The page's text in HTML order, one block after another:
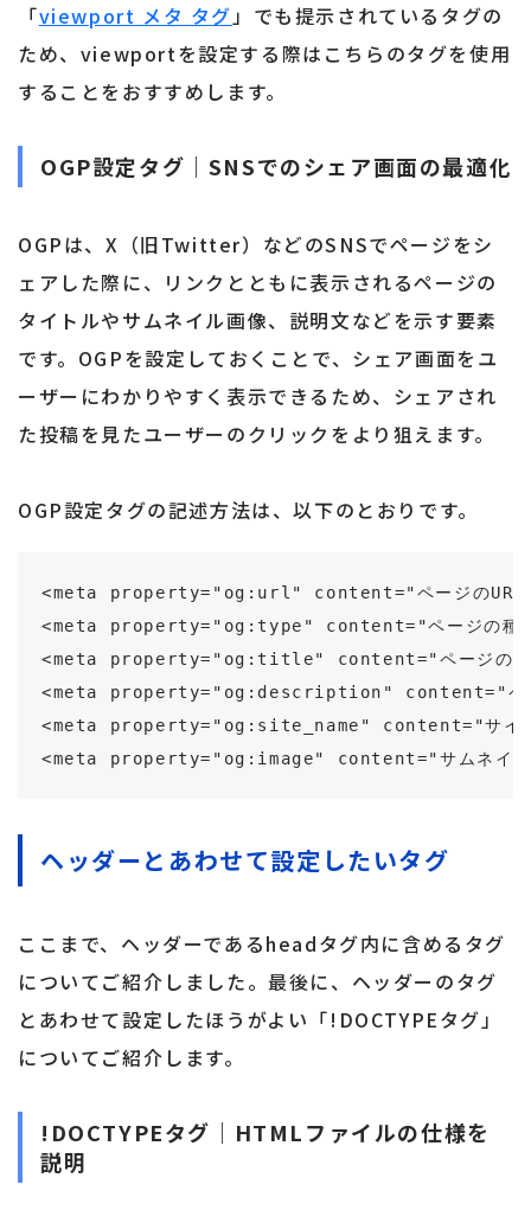
「viewport メタ タグ」でも提示されているタグの
ため、viewportを設定する際はこちらのタグを使用
することをおすすめします。
OGP設定タグ｜SNSでのシェア画面の最適化
OGPは、X（旧Twitter）などのSNSでページをシ
ェアした際に、リンクとともに表示されるページの
タイトルやサムネイル画像、説明文などを示す要素
です。OGPを設定しておくことで、シェア画面をユ
ーザーにわかりやすく表示できるため、シェアされ
た投稿を見たユーザーのクリックをより狙えます。
OGP設定タグの記述方法は、以下のとおりです。
<meta property="og:url" content="ページの
<meta property="og:type" content="ページの種
<meta property="og:title" content="ページのタ
<meta property="og:description" content="ペー
<meta property="og:site_name" content="サイ
<meta property="og:image" content="サムネイル
ヘッダーとあわせて設定したいタグ
ここまで、ヘッダーであるheadタグ内に含めるタグ
についてご紹介しました。最後に、ヘッダーのタグ
とあわせて設定したほうがよい「!DOCTYPEタグ」
についてご紹介します。
!DOCTYPEタグ｜HTMLファイルの仕様を
説明